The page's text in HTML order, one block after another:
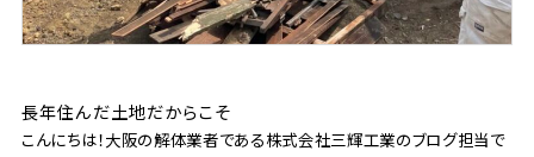
長年住んだ土地だからこそ
こんにちは！大阪の解体業者である株式会社三輝工業のブログ担当で